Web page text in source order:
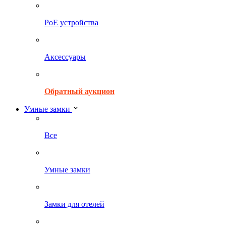
PoE устройства
Аксессуары
Обратный аукцион
Умные замки
Все
Умные замки
Замки для отелей